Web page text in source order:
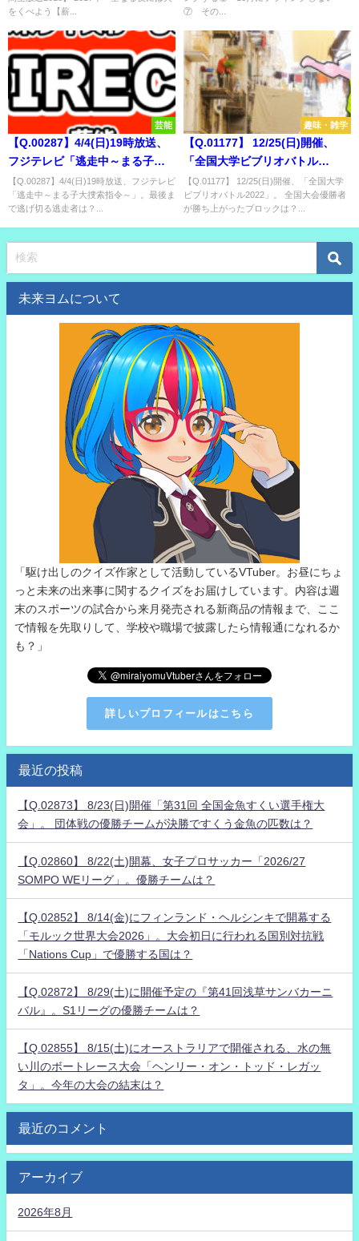
樹種は？
をくべよう【薪...
⑦ その...
芸能
【Q.00287】4/4(日)19時放送、
フジテレビ「逃走中～まる子大
捜索指令～」。最後まで逃げ切
る逃走者は？
【Q.00287】4/4(日)19時放送、フジテレビ
「逃走中～まる子大捜索指令～」。最後ま
で逃げ切る逃走者は？...
趣味・雑学
【Q.01177】 12/25(日)開催、
「全国大学ビブリオバトル
2022」。 全国大会優勝者が勝ち
上がったブロックは？
【Q.01177】 12/25(日)開催、「全国大学
ビブリオバトル2022」。 全国大会優勝者
が勝ち上がったブロックは？...
未来ヨムについて
「駆け出しのクイズ作家として活動しているVTuber。お昼にちょ
っと未来の出来事に関するクイズをお届けしています。内容は週
末のスポーツの試合から来月発売される新商品の情報まで、ここ
で情報を先取りして、学校や職場で披露したら情報通になれるか
も？」
詳しいプロフィールはこちら
最近の投稿
【Q.02873】 8/23(日)開催「第31回 全国金魚すくい選手権大
会」。 団体戦の優勝チームが決勝ですくう金魚の匹数は？
【Q.02860】 8/22(土)開幕、女子プロサッカー「2026/27
SOMPO WEリーグ」。優勝チームは？
【Q.02852】 8/14(金)にフィンランド・ヘルシンキで開幕する
「モルック世界大会2026」。大会初日に行われる国別対抗戦
「Nations Cup」で優勝する国は？
【Q.02872】 8/29(土)に開催予定の『第41回浅草サンバカーニ
バル』。S1リーグの優勝チームは？
【Q.02855】 8/15(土)にオーストラリアで開催される、水の無
い川のボートレース大会「ヘンリー・オン・トッド・レガッ
タ」。今年の大会の結末は？
最近のコメント
アーカイブ
2026年8月